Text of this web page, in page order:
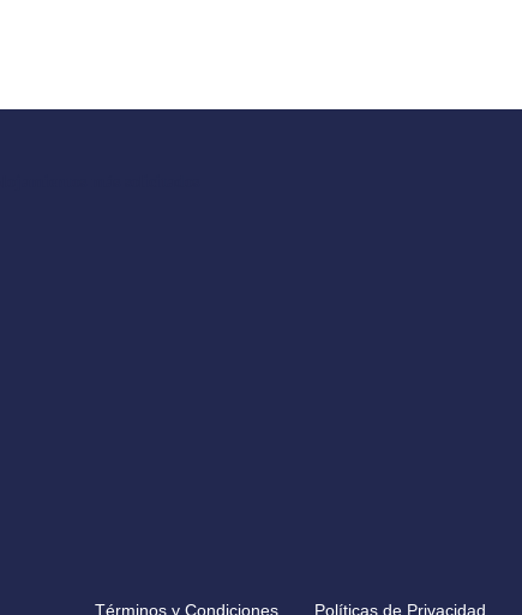
Términos y Condiciones Políticas de Privacidad